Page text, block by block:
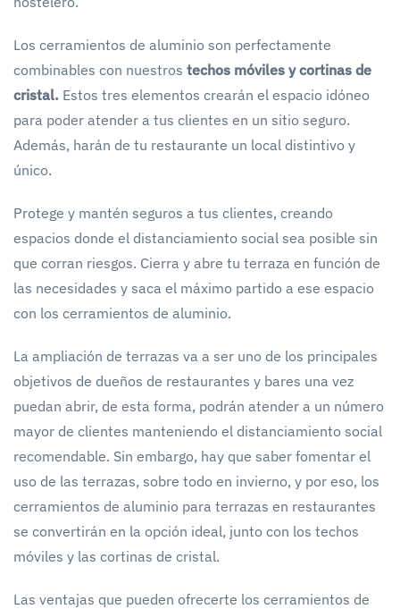
Los cerramientos de aluminio son perfectamente
combinables con nuestros techos móviles y cortinas de
cristal. Estos tres elementos crearán el espacio idóneo
para poder atender a tus clientes en un sitio seguro.
Además, harán de tu restaurante un local distintivo y
único.
Protege y mantén seguros a tus clientes, creando
espacios donde el distanciamiento social sea posible sin
que corran riesgos. Cierra y abre tu terraza en función de
las necesidades y saca el máximo partido a ese espacio
con los cerramientos de aluminio.
La ampliación de terrazas va a ser uno de los principales
objetivos de dueños de restaurantes y bares una vez
puedan abrir, de esta forma, podrán atender a un número
mayor de clientes manteniendo el distanciamiento social
recomendable. Sin embargo, hay que saber fomentar el
uso de las terrazas, sobre todo en invierno, y por eso, los
cerramientos de aluminio para terrazas en restaurantes
se convertirán en la opción ideal, junto con los techos
móviles y las cortinas de cristal.
Las ventajas que pueden ofrecerte los cerramientos de